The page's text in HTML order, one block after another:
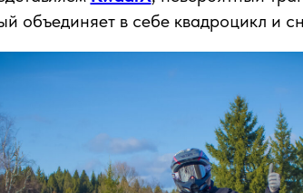
объединяет в себе квадроцикл и